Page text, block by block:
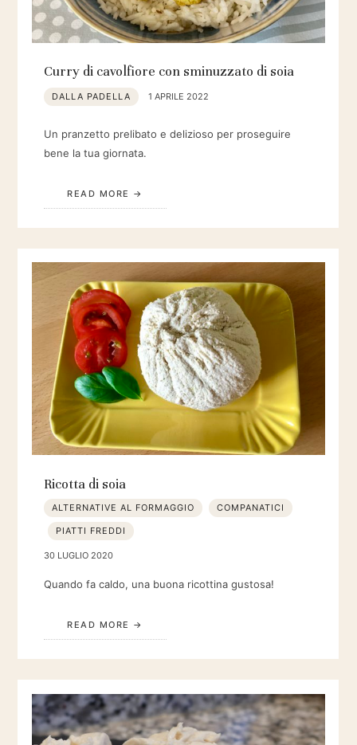
Curry di cavolfiore con sminuzzato di soia
DALLA PADELLA 1 APRILE 2022
Un pranzetto prelibato e delizioso per proseguire
bene la tua giornata.
READ MORE
Ricotta di soia
ALTERNATIVE AL FORMAGGIO COMPANATICI
PIATTI FREDDI
30 LUGLIO 2020
Quando fa caldo, una buona ricottina gustosa!
READ MORE